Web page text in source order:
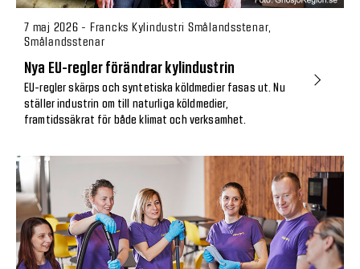
7 maj 2026 - Francks Kylindustri Smålandsstenar,
Smålandsstenar
Nya EU-regler förändrar kylindustrin
EU-regler skärps och syntetiska köldmedier fasas ut. Nu
ställer industrin om till naturliga köldmedier,
framtidssäkrat för både klimat och verksamhet.